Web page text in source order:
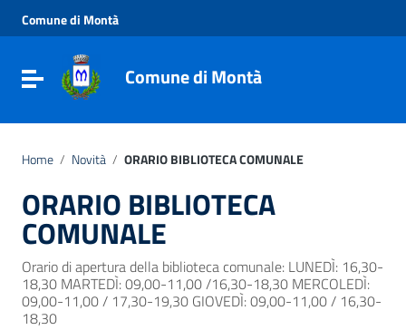
Vai al menu di navigazione
Vai al footer
Comune di Montà
Toggle navigationComune di Montà
Home / Novità / ORARIO BIBLIOTECA COMUNALE
ORARIO BIBLIOTECA
COMUNALE
Orario di apertura della biblioteca comunale: LUNEDÌ: 16,30-
18,30 MARTEDÌ: 09,00-11,00 /16,30-18,30 MERCOLEDÌ:
09,00-11,00 / 17,30-19,30 GIOVEDÌ: 09,00-11,00 / 16,30-
18,30